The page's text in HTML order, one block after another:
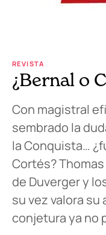
REVISTA
¿Bernal o
Con magistral
sembrado la
la Conquista…
Cortés?
de Duverger y
su vez valora
conjetura ya no